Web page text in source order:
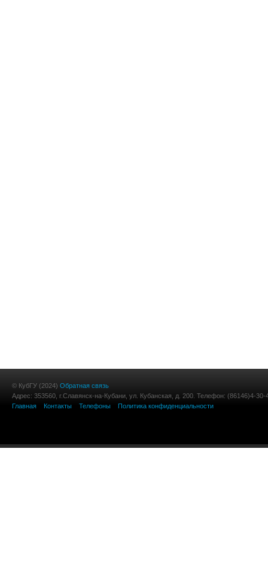
© КубГУ (2024) Обратная связь
Адрес: 353560, г.Славянск-на-Кубани, ул. Кубанская, д. 200. Телефон: (86146)4-30-
Главная
Контакты Телефоны Политика конфиденциальности